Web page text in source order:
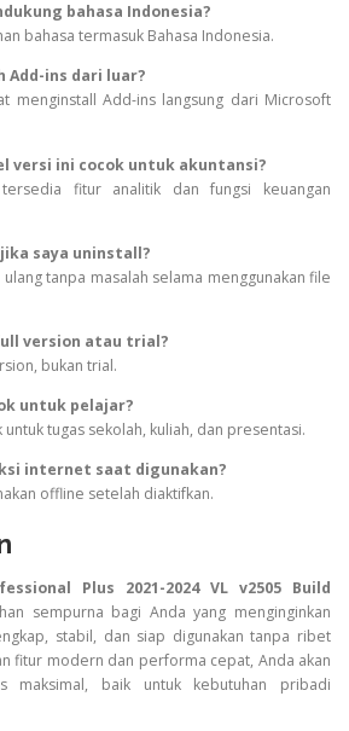
bahasa Indonesia?
bahasa termasuk Bahasa Indonesia.
Add-ins dari luar?
menginstall Add-ins langsung dari Microsoft
versi ini cocok untuk akuntansi?
fitur analitik dan fungsi keuangan
saya uninstall?
tanpa masalah selama menggunakan file
version atau trial?
bukan trial.
untuk pelajar?
untuk tugas sekolah, kuliah, dan presentasi.
internet saat digunakan?
offline setelah diaktifkan.
Plus 2021-2024 VL v2505 Build
sempurna bagi Anda yang menginginkan
stabil, dan siap digunakan tanpa ribet
fitur modern dan performa cepat, Anda akan
maksimal, baik untuk kebutuhan pribadi